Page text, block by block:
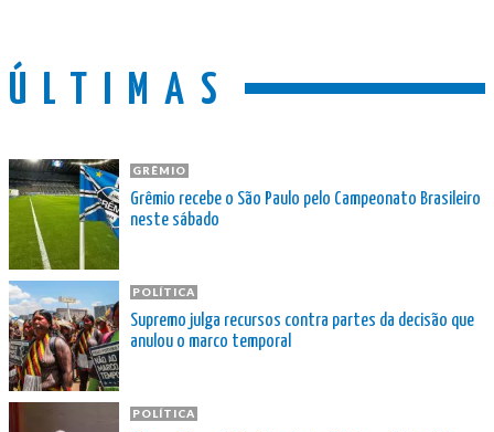
ÚLTIMAS
GRÊMIO
Grêmio recebe o São Paulo pelo Campeonato Brasileiro
neste sábado
POLÍTICA
Supremo julga recursos contra partes da decisão que
anulou o marco temporal
POLÍTICA